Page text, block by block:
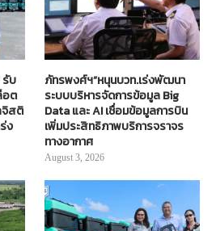
รับ
อต
จิสติ
ง
ภัทรพงศ์ฯ”หนุนบวท.เร่งพัฒนา
ระบบบริหารจัดการข้อมูล Big
Data และ AI เชื่อมข้อมูลการบิน
เพิ่มประสิทธิภาพบริการจราจร
ทางอากาศ
August 3, 2026